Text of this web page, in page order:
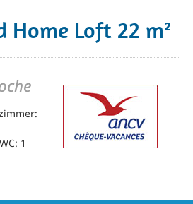
Home Loft 22 m²
1